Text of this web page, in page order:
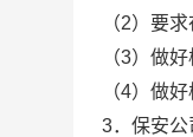
（2）要求
（3）做好
（4）做好
3．保安公